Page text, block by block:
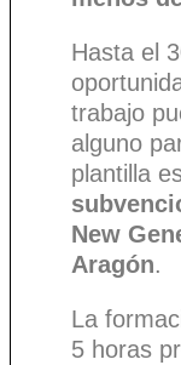
Hasta el
trabajo
alguno
plantilla
New
Aragón.
La
5 horas